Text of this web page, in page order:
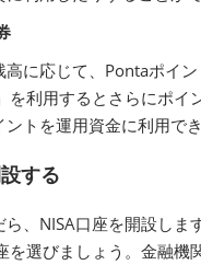
に応じて、Pontaポイン
を利用するとさらにポイ
トを運用資金に利用で
する
、NISA口座を開設しま
を選びましょう。金融機